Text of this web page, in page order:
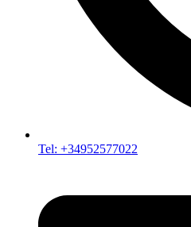
Tel: +34952577022